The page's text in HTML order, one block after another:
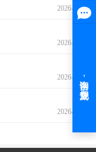
2026-08-03
2026-07-31
2026-07-31
2026-07-30